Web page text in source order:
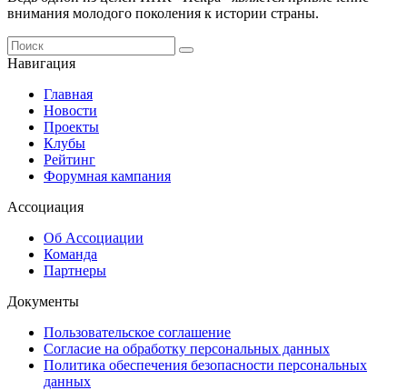
внимания молодого поколения к истории страны.
Навигация
Главная
Новости
Проекты
Клубы
Рейтинг
Форумная кампания
Ассоциация
Об Ассоциации
Команда
Партнеры
Документы
Пользовательское соглашение
Согласие на обработку персональных данных
Политика обеспечения безопасности персональных
данных